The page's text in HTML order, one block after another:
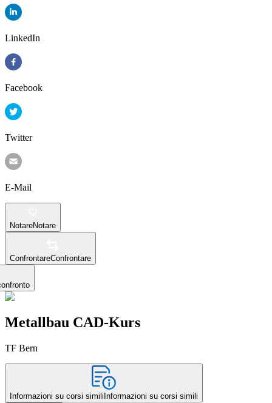
LinkedIn
Facebook
Twitter
E-Mail
NotareNotare
ConfrontareConfrontare
Metallbau CAD-Kurs
TF Bern
Informazioni su corsi simili Informazioni su corsi simili